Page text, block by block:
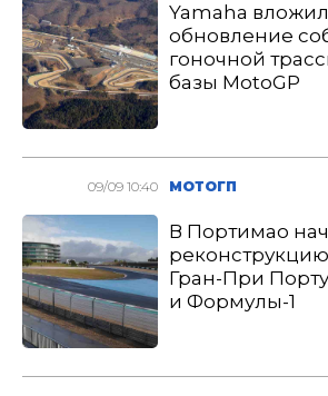
Yamaha
обновление
гоночной
базы MotoGP
09/09 10:40 МОТОГП
В Портимао
Гран-При
и Формулы-1